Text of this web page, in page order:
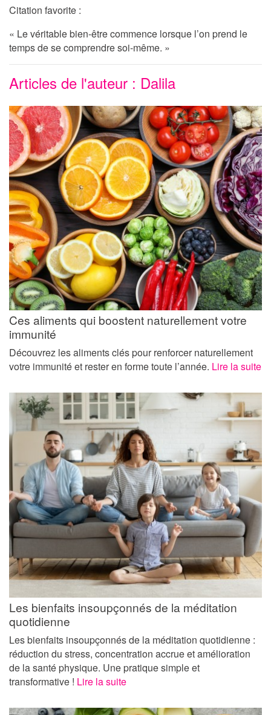
Citation favorite :
« Le véritable bien-être commence lorsque l’on prend le
temps de se comprendre soi-même. »
Articles de l'auteur : Dalila
Ces aliments qui boostent naturellement votre
immunité
Découvrez les aliments clés pour renforcer naturellement
votre immunité et rester en forme toute l’année. Lire la suite
Les bienfaits insoupçonnés de la méditation
quotidienne
Les bienfaits insoupçonnés de la méditation quotidienne :
réduction du stress, concentration accrue et amélioration
de la santé physique. Une pratique simple et
transformative ! Lire la suite